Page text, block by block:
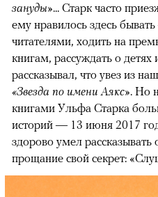
зануды»... Старк часто
ему нравилось здесь
читателями, ходить на
книгам, рассуждать о детях
рассказывал, что увез из
«Звезда по имени Аякс». Но
книгами Ульфа Старка
историй — 13 июня 2017
здорово умел
прощание свой секрет: